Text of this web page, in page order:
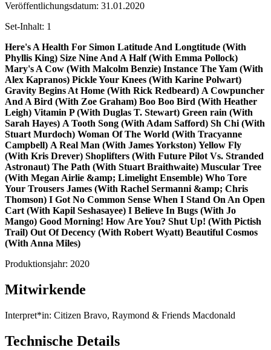
Veröffentlichungsdatum: 31.01.2020
Set-Inhalt: 1
Here's A Health For Simon Latitude And Longtitude (With
Phyllis King) Size Nine And A Half (With Emma Pollock)
Mary's A Cow (With Malcolm Benzie) Instance The Yam (With
Alex Kapranos) Pickle Your Knees (With Karine Polwart)
Gravity Begins At Home (With Rick Redbeard) A Cowpuncher
And A Bird (With Zoe Graham) Boo Boo Bird (With Heather
Leigh) Vitamin P (With Duglas T. Stewart) Green rain (With
Sarah Hayes) A Tooth Song (With Adam Safford) Sh Chi (With
Stuart Murdoch) Woman Of The World (With Tracyanne
Campbell) A Real Man (With James Yorkston) Yellow Fly
(With Kris Drever) Shoplifters (With Future Pilot Vs. Stranded
Astronaut) The Path (With Stuart Braithwaite) Muscular Tree
(With Megan Airlie &amp; Limelight Ensemble) Who Tore
Your Trousers James (With Rachel Sermanni &amp; Chris
Thomson) I Got No Common Sense When I Stand On An Open
Cart (With Kapil Seshasayee) I Believe In Bugs (With Jo
Mango) Good Morning! How Are You? Shut Up! (With Pictish
Trail) Out Of Decency (With Robert Wyatt) Beautiful Cosmos
(With Anna Miles)
Produktionsjahr: 2020
Mitwirkende
Interpret*in: Citizen Bravo, Raymond & Friends Macdonald
Technische Details